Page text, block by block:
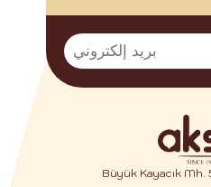
Büyük Kayacık Mh.